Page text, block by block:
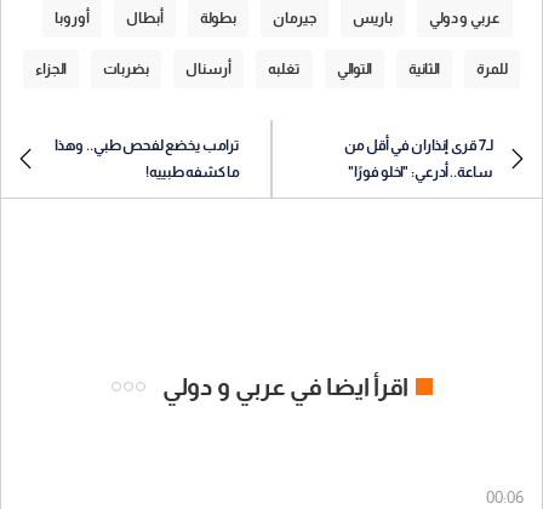
عربي و دولي ‏باريس جيرمان بطولة أبطال أوروبا
للمرة الثانية التوالي تغلبه أرسنال بضربات الجزاء
لـ7 قرى إنذاران في أقل من
ساعة.. أدرعي: "اخلو فورًا"
ترامب يخضع لفحص طبي.. وهذا
ما كشفه طبييه!
اقرأ ايضا في عربي و دولي
00:06